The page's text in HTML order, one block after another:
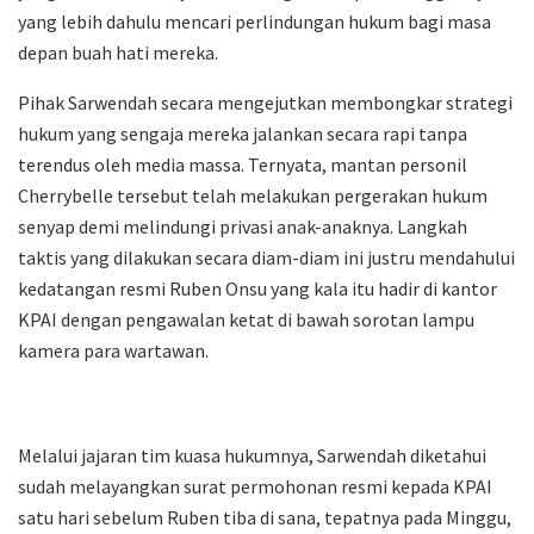
yang lebih dahulu mencari perlindungan hukum bagi masa
depan buah hati mereka.
​Pihak Sarwendah secara mengejutkan membongkar strategi
hukum yang sengaja mereka jalankan secara rapi tanpa
terendus oleh media massa. Ternyata, mantan personil
Cherrybelle tersebut telah melakukan pergerakan hukum
senyap demi melindungi privasi anak-anaknya. Langkah
taktis yang dilakukan secara diam-diam ini justru mendahului
kedatangan resmi Ruben Onsu yang kala itu hadir di kantor
KPAI dengan pengawalan ketat di bawah sorotan lampu
kamera para wartawan.
​Melalui jajaran tim kuasa hukumnya, Sarwendah diketahui
sudah melayangkan surat permohonan resmi kepada KPAI
satu hari sebelum Ruben tiba di sana, tepatnya pada Minggu,